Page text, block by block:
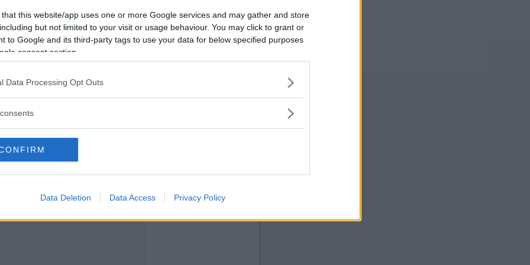
that this website/app uses one or more Google services and may gather and store
but not limited to your visit or usage behaviour. You may click to grant or
to Google and its third-party tags to use your data for below specified purposes
consent section.
Data Processing Opt Outs
Data Deletion Data Access Privacy Policy
2022-02-04 08:14
är nu?
med sig
gubbe som bjuder på karameller ?
Vill du bli
medlem?